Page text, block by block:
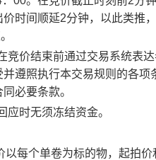
时间顺延2分钟，以此类推
竞价结束前通过交易系统表
遵照执行本交易规则的各
必要条款。
应时无须冻结资金。
以每个单卷为标的物，起拍